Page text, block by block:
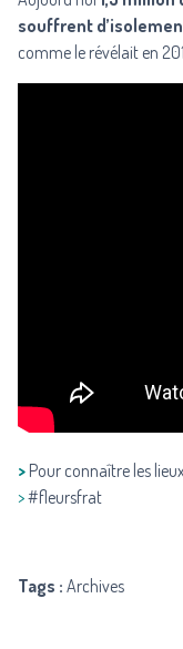
souffrent
comme le révélait en
> Pour connaître les
>#fleursfrat
Tags : Archives